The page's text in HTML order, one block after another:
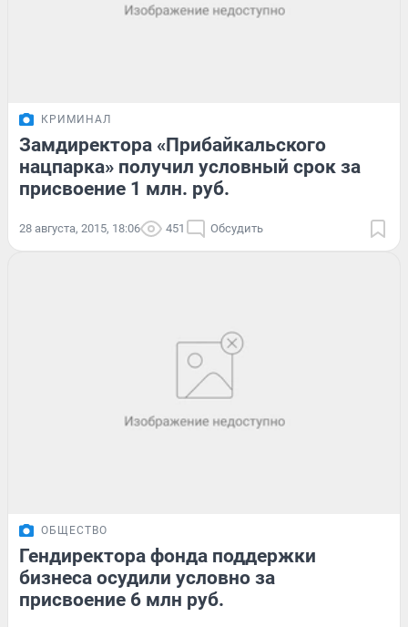
КРИМИНАЛ
Замдиректора «Прибайкальского
нацпарка» получил условный срок за
присвоение 1 млн. руб.
28 августа, 2015, 18:06 451 Обсудить
ОБЩЕСТВО
Гендиректора фонда поддержки
бизнеса осудили условно за
присвоение 6 млн руб.